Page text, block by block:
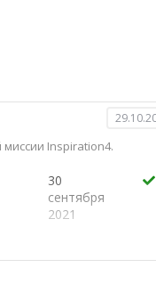
Inspiration4.
30
сентября
2021
2021